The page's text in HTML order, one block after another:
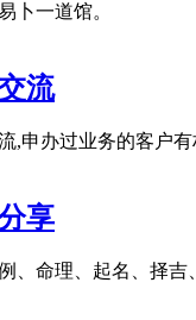
卜一道馆。
流
,申办过业务的客户
享
、命理、起名、择吉